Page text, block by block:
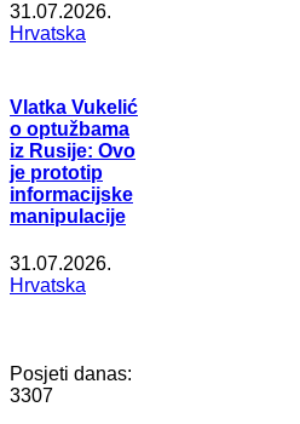
31.07.2026.
Hrvatska
Vlatka Vukelić
o optužbama
iz Rusije: Ovo
je prototip
informacijske
manipulacije
31.07.2026.
Hrvatska
Posjeti danas:
3307